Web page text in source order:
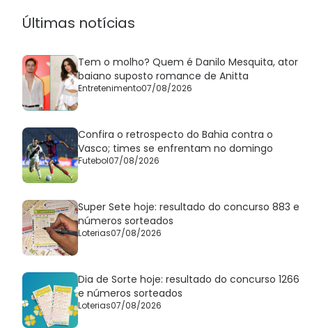
Últimas notícias
Tem o molho? Quem é Danilo Mesquita, ator
baiano suposto romance de Anitta
Entretenimento07/08/2026
Confira o retrospecto do Bahia contra o
Vasco; times se enfrentam no domingo
Futebol07/08/2026
Super Sete hoje: resultado do concurso 883 e
números sorteados
Loterias07/08/2026
Dia de Sorte hoje: resultado do concurso 1266
e números sorteados
Loterias07/08/2026